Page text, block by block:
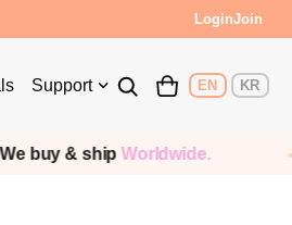
LoginJoin
Support EN KR
& ship Worldwide.